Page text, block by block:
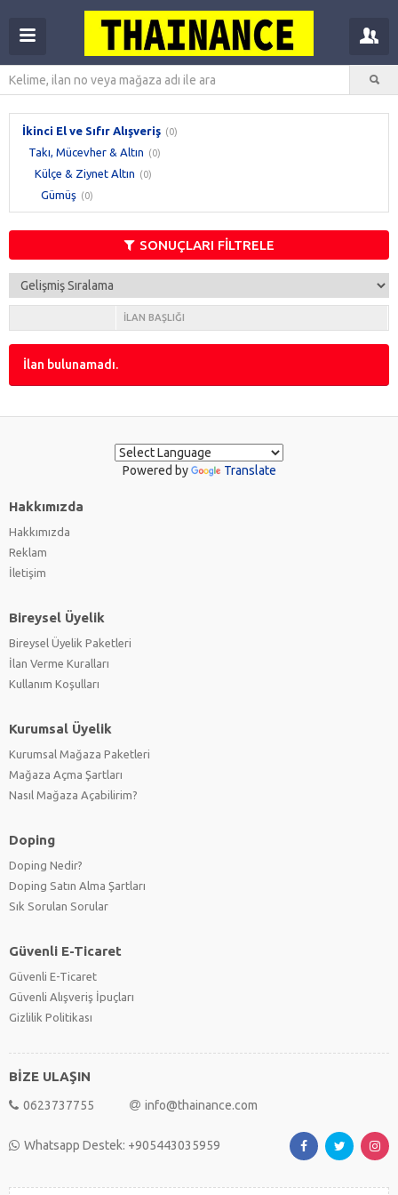
İkinci El ve Sıfır Alışveriş (0)
Takı, Mücevher & Altın (0)
Külçe & Ziynet Altın (0)
Gümüş (0)
SONUÇLARI FİLTRELE
İLAN BAŞLIĞI
İlan bulunamadı.
Powered by Translate
Hakkımızda
Hakkımızda
Reklam
İletişim
Bireysel Üyelik
Bireysel Üyelik Paketleri
İlan Verme Kuralları
Kullanım Koşulları
Kurumsal Üyelik
Kurumsal Mağaza Paketleri
Mağaza Açma Şartları
Nasıl Mağaza Açabilirim?
Doping
Doping Nedir?
Doping Satın Alma Şartları
Sık Sorulan Sorular
Güvenli E-Ticaret
Güvenli E-Ticaret
Güvenli Alışveriş İpuçları
Gizlilik Politikası
BİZE ULAŞIN
0623737755 info@thainance.com
Whatsapp Destek: +905443035959